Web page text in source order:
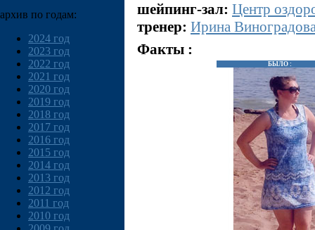
архив по годам:
2024 год
2023 год
2022 год
2021 год
2020 год
2019 год
2018 год
2017 год
2016 год
2015 год
2014 год
2013 год
2012 год
2011 год
2010 год
шейпинг-зал: Центр
тренер: Ирина
Факты :
БЫЛО :